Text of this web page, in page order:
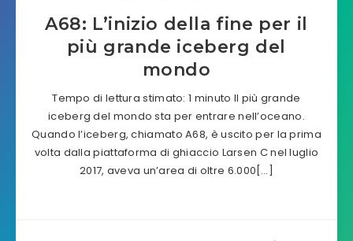
A68: L’inizio della fine per il
più grande iceberg del
mondo
Tempo di lettura stimato: 1 minuto Il più grande
iceberg del mondo sta per entrare nell’oceano.
Quando l’iceberg, chiamato A68, è uscito per la prima
volta dalla piattaforma di ghiaccio Larsen C nel luglio
2017, aveva un’area di oltre 6.000[…]